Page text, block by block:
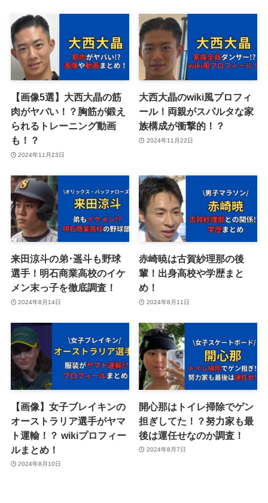
【画像5選】大西大晶の筋
肉がヤバい！？胸筋が鍛え
られるトレーニング動画
も！？
2024年11月23日
大西大晶のwiki風プロフィ
ール！両親がスパルタな家
族構成が衝撃的！？
2024年11月22日
来田涼斗の弟･遥斗も野球
選手！明石商業高校のイケ
メン末っ子を徹底調査！
2024年8月14日
赤崎暁は古賀紗理那の後
輩！出身高校や学歴まと
め！
2024年8月11日
【画像】女子ブレイキンの
オーストラリア選手がヤマ
ト運輸！？ wikiプロフィー
ルまとめ！
2024年8月10日
開心那はトイレ掃除でゲン
担ぎしてた！？努力家も最
後は運任せなのか調査！
2024年8月7日